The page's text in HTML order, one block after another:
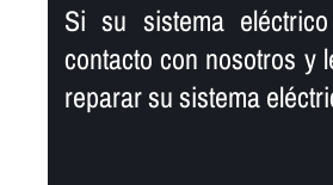
Si su sistema
contacto con nosotros y
reparar su sistema